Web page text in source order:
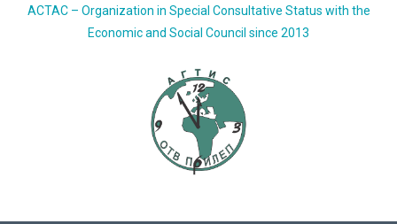
ACTAC – Organization in Special Consultative Status with the
Economic and Social Council since 2013